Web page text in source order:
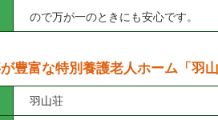
ので万が一のときにも安心です。
豊富な特別養護老人ホーム「羽山
羽山荘